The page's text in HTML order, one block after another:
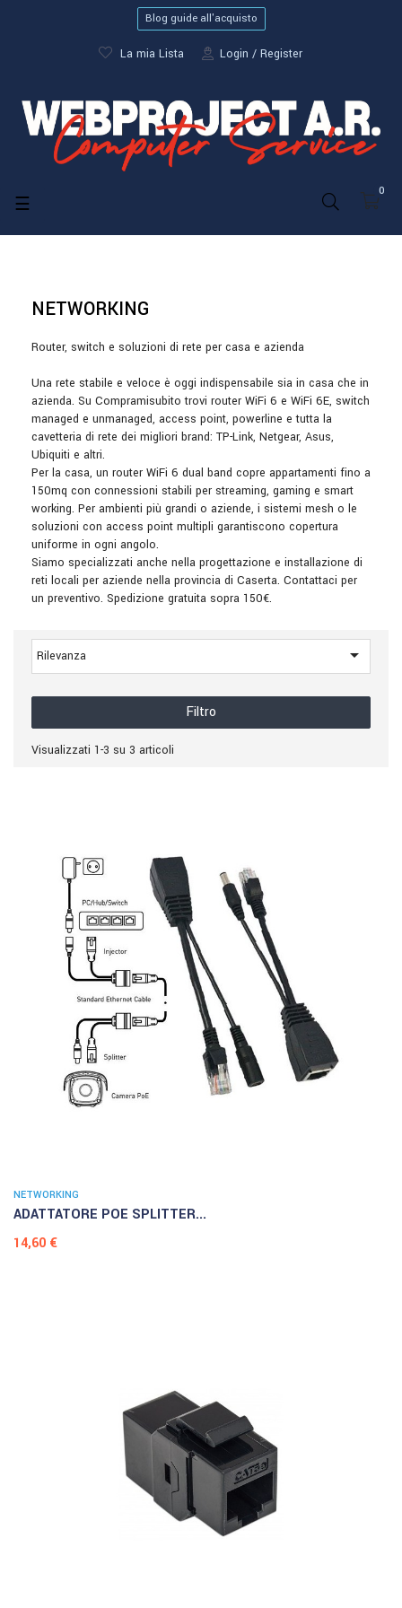
Blog guide all'acquisto
La mia Lista Login Register
0
navigazione
☰
NETWORKING
Router, switch e soluzioni di rete per casa e azienda
Una rete stabile e veloce è oggi indispensabile sia in casa che in
azienda. Su Compramisubito trovi router WiFi 6 e WiFi 6E, switch
managed e unmanaged, access point, powerline e tutta la
cavetteria di rete dei migliori brand: TP-Link, Netgear, Asus,
Ubiquiti e altri.
Per la casa, un router WiFi 6 dual band copre appartamenti fino a
150mq con connessioni stabili per streaming, gaming e smart
working. Per ambienti più grandi o aziende, i sistemi mesh o le
soluzioni con access point multipli garantiscono copertura
uniforme in ogni angolo.
Siamo specializzati anche nella progettazione e installazione di
reti locali per aziende nella provincia di Caserta. Contattaci per
un preventivo. Spedizione gratuita sopra 150€.
Rilevanza 
Filtro
Visualizzati 1-3 su 3 articoli
NETWORKING
ADATTATORE POE SPLITTER...
Prezzo
14,60 €